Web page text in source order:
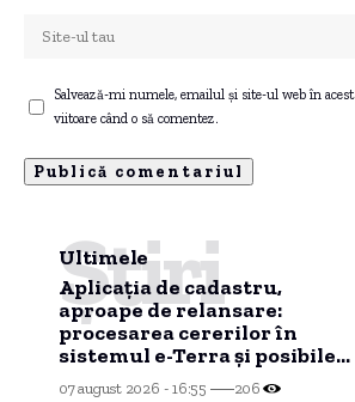
Salvează-mi numele, emailul și site-ul web în
viitoare când o să comentez.
Ultimele
Știri
Aplicația de cadastru,
aproape de relansare:
procesarea cererilor în
sistemul e-Terra și posibile
probleme inițiale
07 august 2026 - 16:55 206